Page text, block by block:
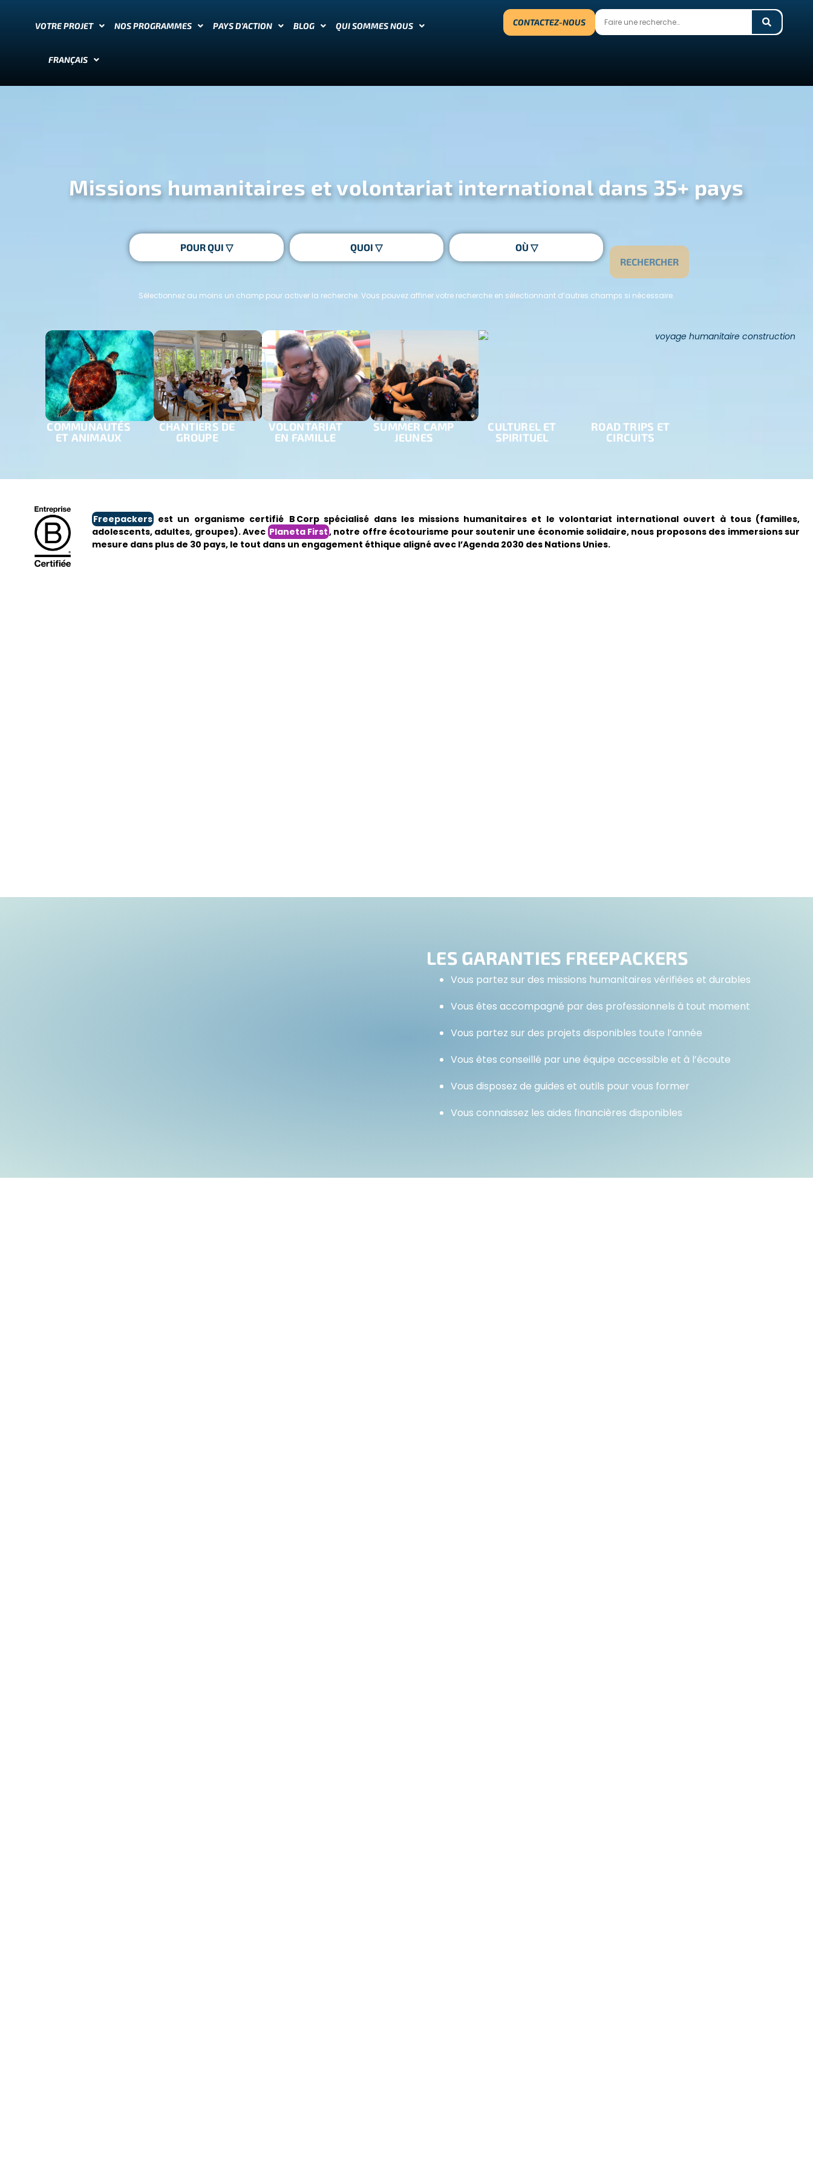
VOTRE PROJET NOS PROGRAMMES PAYS D’ACTION BLOG QUI SOMMES NOUS
FRANÇAIS
CONTACTEZ-NOUS
Missions humanitaires et volontariat international dans 35+ pays
RECHERCHER
Sélectionnez au moins un champ pour activer la recherche. Vous pouvez affiner votre recherche en sélectionnant d’autres champs si nécessaire.
COMMUNAUTÉS
ET ANIMAUX
CHANTIERS DE
GROUPE
VOLONTARIAT
EN FAMILLE
SUMMER CAMP
JEUNES
CULTUREL ET
SPIRITUEL
ROAD TRIPS ET
CIRCUITS
Freepackers est un organisme certifié B Corp spécialisé dans les missions humanitaires et le volontariat international ouvert à tous (familles,
adolescents, adultes, groupes). Avec Planeta First, notre offre écotourisme pour soutenir une économie solidaire, nous proposons des immersions sur
mesure dans plus de 30 pays, le tout dans un engagement éthique aligné avec l’Agenda 2030 des Nations Unies.
LES GARANTIES FREEPACKERS
Vous partez sur des missions humanitaires vérifiées et durables
Vous êtes accompagné par des professionnels à tout moment
Vous partez sur des projets disponibles toute l’année
Vous êtes conseillé par une équipe accessible et à l’écoute
Vous disposez de guides et outils pour vous former
Vous connaissez les aides financières disponibles